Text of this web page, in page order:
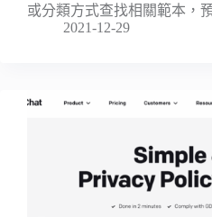
或分類方式查找相關範本，
2021-12-29